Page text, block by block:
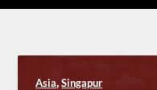
Asia,Singapur